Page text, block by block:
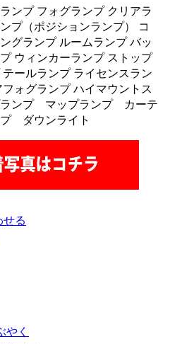
ンプ フォグランプ クリアラ
プ（ポジションランプ） コ
グランプ ルームランプ バッ
ウィンカーランプ ストップ
テールランプ ライセンスラン
フォグランプ ハイマウントス
ランプ マップランプ カーテ
ダウンライト
せる
やく